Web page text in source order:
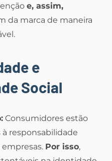
e, assim,
da marca de maneira
e
Social
Consumidores estão
responsabilidade
Por isso,